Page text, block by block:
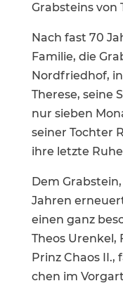
Grabsteins von
Nach fast 70
Familie, die
Nordfriedhof,
Therese, seine
nur sieben
seiner Tochter
ihre letzte
Dem
Jahren
einen ganz
Theos Urenkel,
Prinz Chaos
chen im